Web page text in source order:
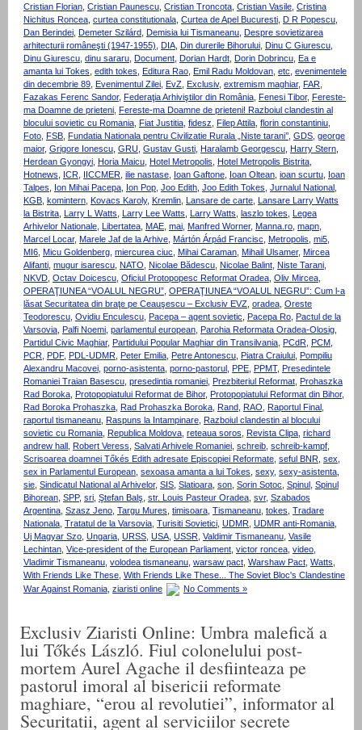
Cristian Florian, Cristian Paunescu, Cristian Troncota, Cristian Vasile, Cristina
Nichitus Roncea, curtea constitutionala, Curtea de Apel Bucuresti, D R Popescu,
Dan Berindei, Demeter Szilárd, Demisia lui Tismaneanu, Despre sovietizarea
arhitecturii româneşti (1947-1955), DIA, Din durerile Bihorului, Dinu C Giurescu,
Dinu Giurescu, dinu sararu, Document, Dorian Hardt, Dorin Dobrincu, Ea e
amanta lui Tokes, edith tokes, Editura Rao, Emil Radu Moldovan, etc, evenimentele
din decembrie 89, Evenimentul Zilei, EvZ, Exclusiv, extremism maghiar, FAR,
Fazakas Ferenc Sandor, Federaţia Arhiviştilor din România, Fenesi Tibor, Fereste-
ma Doamne de prieteni, Fereste-ma Doamne de prieteni! Razboiul clandestin al
blocului sovietic cu Romania, Fiat Justitia, fidesz, Filep Attila, florin constantiniu,
Foto, FSB, Fundatia Nationala pentru Civilizatie Rurala „Niste tarani’’, GDS, george
maior, Grigore Ionescu, GRU, Gustav Gusti, Haralamb Georgescu, Harry Stern,
Herdean Gyongyi, Horia Maicu, Hotel Metropolis, Hotel Metropolis Bistrita,
Hotnews, ICR, IICCMER, ilie nastase, Ioan Gaftone, Ioan Oltean, ioan scurtu, Ioan
Talpes, Ion Mihai Pacepa, Ion Pop, Joo Edith, Joo Edith Tokes, Jurnalul National ,
KGB, komintern, Kovacs Karoly, Kremlin, Lansare de carte, Lansare Larry Watts
la Bistrita, Larry L Watts, Larry Lee Watts, Larry Watts, laszlo tokes, Legea
Arhivelor Nationale, Libertatea, MAE, mai, Manfred Worner, Manna.ro, mapn,
Marcel Locar, Marele Jaf de la Arhive, Mártón Árpád Francisc, Metropolis, mi5,
MI6, Micu Goldenberg, miercurea ciuc, Mihai Caraman, Mihail Ulsamer, Mircea
Alifanti, mugur isarescu, NATO, Nicolae Bădescu, Nicolae Balint, Niste Tarani,
NKVD, Octav Doicescu, Oficiul Protopopesc Reformat Oradea, Oliv Mircea,
OPERAŢIUNEA “VOALUL NEGRU”, OPERAŢIUNEA “VOALUL NEGRU”: Cum l-a
lăsat Securitatea din braţe pe Ceauşescu – Exclusiv EVZ, oradea, Oreste
Teodorescu, Ovidiu Enculescu, Pacepa – agent sovietic, Pacepa Ro, Pactul de la
Varsovia, Palfi Noemi, parlamentul european, Parohia Reformata Oradea-Olosig,
Partidul Civic Maghiar, Partidului Popular Maghiar din Transilvania, PCdR, PCM,
PCR, PDF, PDL-UDMR, Peter Emilia, Petre Antonescu, Piatra Craiului, Pompiliu
Alexandru Macovei, porno-asistenta, porno-pastorul , PPE, PPMT, Presedintele
Romaniei Traian Basescu, presedintia romaniei, Prezbiteriul Reformat, Prohaszka
Rad Boroka, Protopopiatului Reformat de Bihor, Protopopiatului Reformat din Bihor,
Rad Boroka Prohaszka, Rad Prohaszka Boroka, Rand, RAO, Raportul Final ,
raportul tismaneanu, Raspuns la Intampinare, Razboiul clandestin al blocului
sovietic cu Romania, Republica Moldova, reteaua soros, Revista Clipa, richard
andrew hall , Robert Veress, Salvati Arhivele Romaniei, schreib, schreib-kampf,
Scrisoarea doamnei Tőkés Edith adresate Episcopiei Reformate, seful BNR, sex,
sex in Parlamentul European, sexoasa amanta a lui Tokes, sexy, sexy-asistenta,
sie, Sindicatul National al Arhivelor, SIS, Slatioara, son, Sorin Sotoc, Spinul , Spinul
Bihorean, SPP, sri, Ştefan Balş, str. Louis Pasteur Oradea, svr, Szabados
Argentina, Szasz Jeno, Targu Mures, timisoara, Tismaneanu, tokes, Tradare
Nationala, Tratatul de la Varsovia, Turisiti Sovietici, UDMR, UDMR anti-Romania,
Uj Magyar Szo, Ungaria, URSS, USA, USSR, Valdimir Tismaneanu, Vasile
Lechintan, Vice-president of the European Parliament, victor roncea, video,
Vladimir Tismaneanu, volodea tismaneanu, warsaw pact, Warshaw Pact, Watts,
With Friends Like These, With Friends Like These... The Soviet Bloc's Clandestine
War Against Romania ziaristi online No Comments »
Exclusiv Ziaristi Online: Umbra malefică a
lui Tőkés László. Fiul colonelului post-
mortem Aurel Agache il desfiinteaza pe
pastorul imoral al bisericii reformate
maghiare, “erou al revolutiei”, informator al
Securitatii, agent al serviciilor secrete